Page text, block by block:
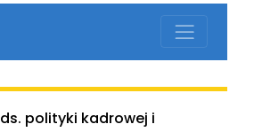
polityki kadrowej i